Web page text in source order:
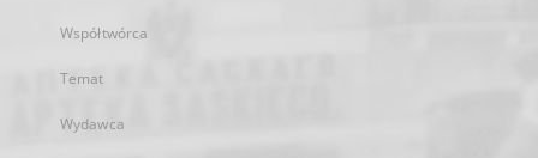
Współtwórca
Temat
Wydawca